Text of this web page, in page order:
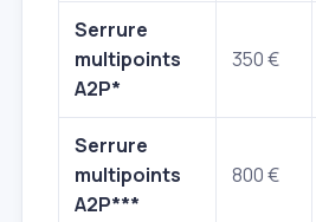
Serrure
multipoints
A2P*
350 €
Serrure
multipoints
A2P***
800 €